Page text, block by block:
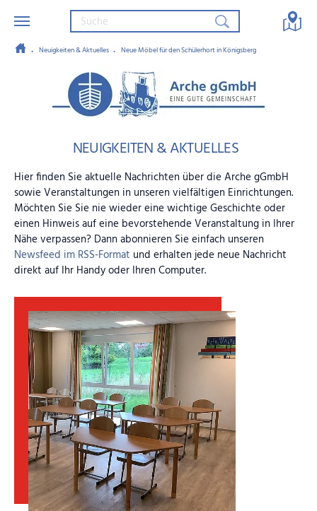
Neuigkeiten & Aktuelles Neue Möbel für den Schülerhort in Königsberg
NEUIGKEITEN & AKTUELLES
Hier finden Sie aktuelle Nachrichten über die Arche gGmbH
sowie Veranstaltungen in unseren vielfältigen Einrichtungen.
Möchten Sie Sie nie wieder eine wichtige Geschichte oder
einen Hinweis auf eine bevorstehende Veranstaltung in Ihrer
Nähe verpassen? Dann abonnieren Sie einfach unseren
Newsfeed im RSS-Format und erhalten jede neue Nachricht
direkt auf Ihr Handy oder Ihren Computer.